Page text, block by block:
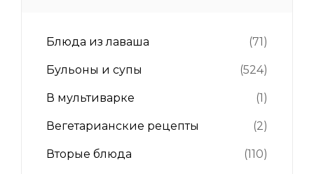
Блюда из лаваша (71)
Бульоны и супы (524)
В мультиварке (1)
Вегетарианские рецепты (2)
Вторые блюда (110)